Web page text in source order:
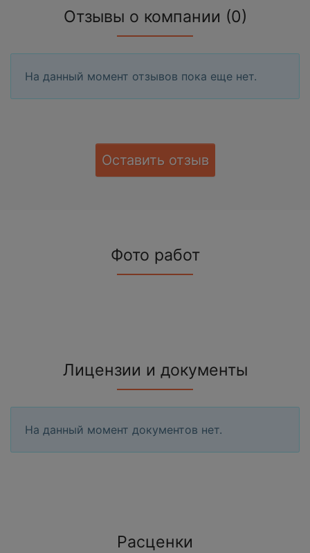
Отзывы о компании (0)
На данный момент отзывов пока еще нет.
Оставить отзыв
Фото работ
Лицензии и документы
На данный момент документов нет.
Расценки